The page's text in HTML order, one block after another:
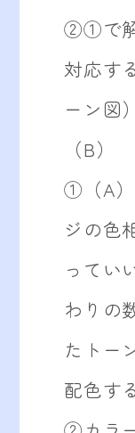
②①で解
対応す
ーン図
（B）
①（A）
ジの色
ってい
わりの
たトー
配色す